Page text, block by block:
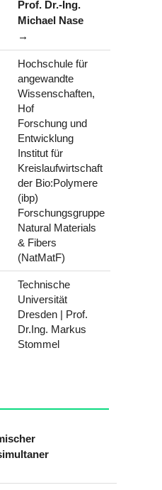
Prof. Dr.-Ing.
Michael Nase
Hochschule für
angewandte
Wissenschaften,
Hof
Forschung und
Entwicklung
Institut für
Kreislaufwirtschaft
der Bio:Polymere
(ibp)
Forschungsgruppe
Natural Materials
& Fibers
(NatMatF)
Technische
Universität
Dresden | Prof.
Dr.Ing. Markus
Stommel